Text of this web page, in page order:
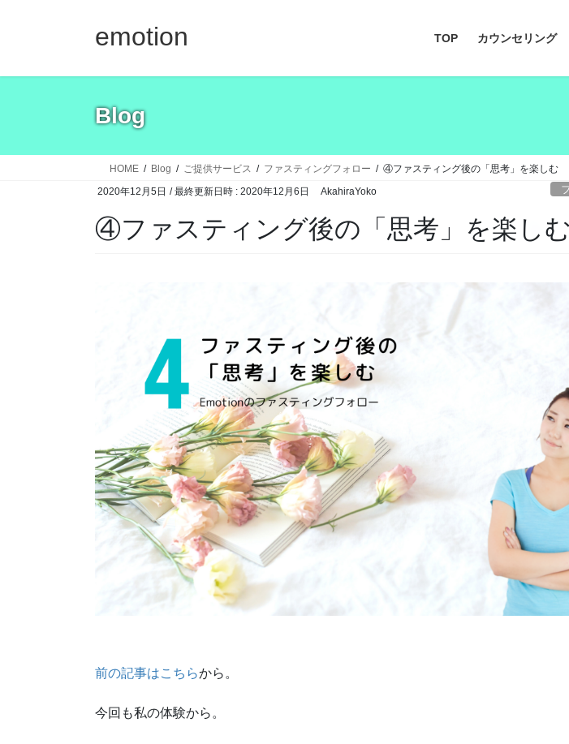
emotion TOP カウンセリング
Blog
HOME Blog ご提供サービス ファスティングフォロー
④ファスティング後の「思考」を楽しむ
2020年12月5日 / 最終更新日時 : 2020年12月6日 AkahiraYoko
④ファスティング後の「思考」を楽しむ
前の記事はこちらから。
今回も私の体験から。